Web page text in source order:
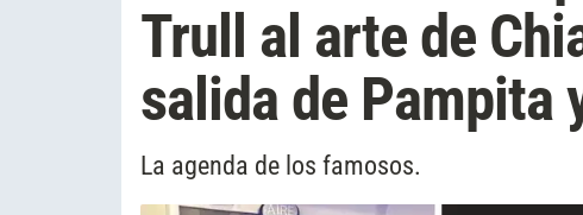
Trull al arte de
salida de Pampita
La agenda de los famosos.